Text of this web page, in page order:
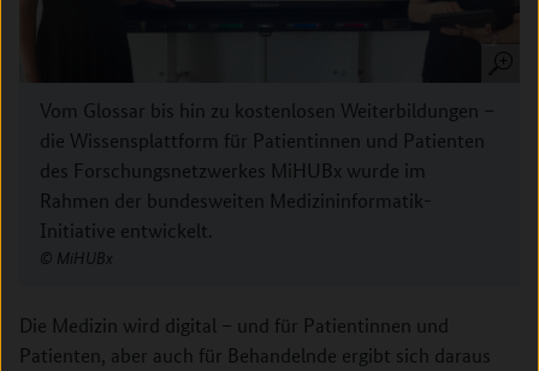
Vom Glossar bis hin zu kostenlosen Weiterbildungen –
die Wissensplattform für Patientinnen und Patienten
des Forschungsnetzwerkes MiHUBx wurde im
Rahmen der bundesweiten Medizininformatik-
Initiative entwickelt.
MiHUBx
Die Medizin wird digital – und für Patientinnen und
Patienten, aber auch für Behandelnde ergibt sich daraus